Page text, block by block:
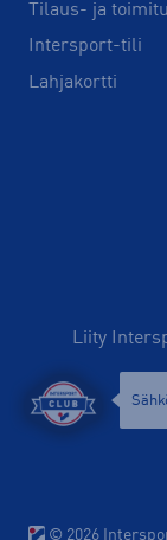
Tilaus- ja
Intersport-tili
Lahjakortti
Liity
© 2026